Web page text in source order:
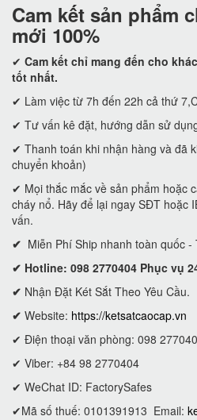
Cam kết sản phẩm
mới 100%
✔ Cam kết chỉ mang đến cho
tốt nhất.
✔ Làm việc từ 7h đến 22h cả thứ
✔ Tư vấn kê đặt, hướng dẫn sử
✔ Thanh toán khi nhận hàng và đã
chuyển khoản)
✔ Mọi thắc mắc về sản phẩm hoặc
cháy nổ. Hãy để lại ngay SĐT hoặc
vấn.
✔ Miễn Phí Ship nhanh toàn quốc
✔ Hotline: 098 2770404 Phục vụ
✔ Nhận Đặt Két Sắt Theo Yêu Cầu.
✔ Website: https://ketsatcaocap.vn
✔ Điện thoại văn phòng: 098
✔ Viber: +84 98 2770404
✔ WeChat ID: FactorySafes
✔Mã số thuế: 0101391913 Email: